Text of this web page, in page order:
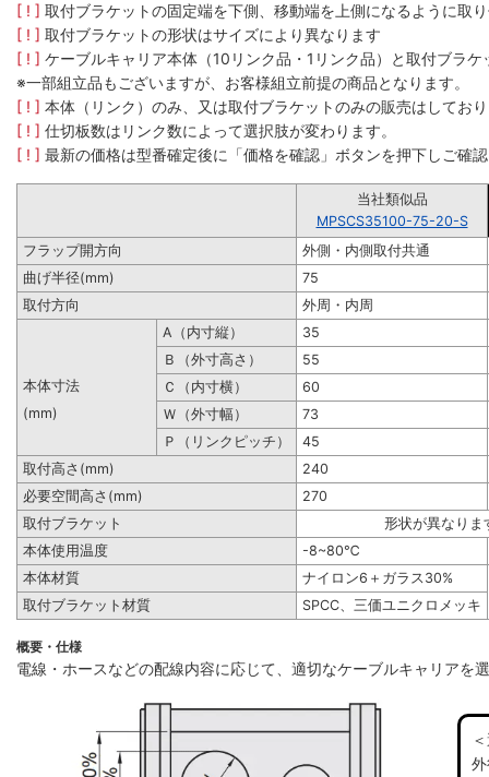
[ ! ] 取付ブラケットの固定端を下側、移動端を上側になるように取
[ ! ] 取付ブラケットの形状はサイズにより異なります
[ ! ] ケーブルキャリア本体（10リンク品・1リンク品）と取付ブラ
※一部組立品もございますが、お客様組立前提の商品となります。
[ ! ] 本体（リンク）のみ、又は取付ブラケットのみの販売はしてお
[ ! ] 仕切板数はリンク数によって選択肢が変わります。
[ ! ] 最新の価格は型番確定後に「価格を確認」ボタンを押下しご確
当社類似品
MPSCS35100-75-20-S
フラップ開方向
外側・内側取付共通
曲げ半径(mm)
75
取付方向
外周・内周
A（内寸縦）
35
Ｂ（外寸高さ）
55
本体寸法
Ｃ（内寸横）
60
(mm)
Ｗ（外寸幅）
73
Ｐ（リンクピッチ）
45
取付高さ(mm)
240
必要空間高さ(mm)
270
取付ブラケット
形状が異なりま
本体使用温度
-8~80℃
本体材質
ナイロン6＋ガラス30%
取付ブラケット材質
SPCC、三価ユニクロメッキ
概要・仕様
電線・ホースなどの配線内容に応じて、適切なケーブルキャリアを